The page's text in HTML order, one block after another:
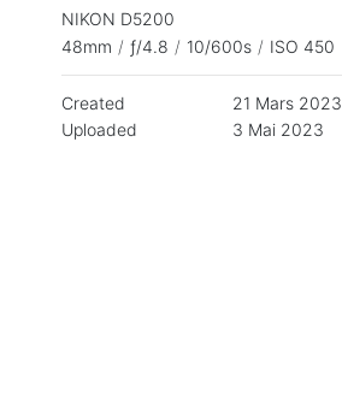
NIKON D5200
48mm / ƒ/4.8 / 10/600s / ISO 450
Created
21 Mars 2023
Uploaded
3 Mai 2023